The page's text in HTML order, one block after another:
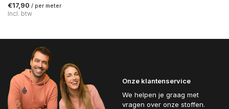
€17,90 / per meter
Incl. btw
Onze klantenservice
We helpen je graag met
vragen over onze stoffen.